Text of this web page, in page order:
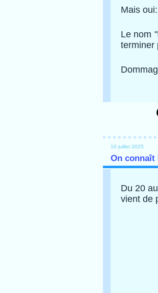
Mais
Le nom
terminer
10 juillet 2025
On connaît
Du 20
vient de